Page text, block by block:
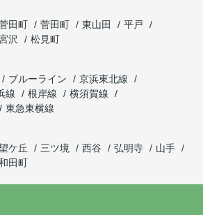
田町 菅田町 東山田
平戸
沢
松見町
ブルーライン
京浜東北線
線 根岸線
横須賀線
東急東横線
ケ丘 三ツ境 西谷 弘明寺
山手
田町